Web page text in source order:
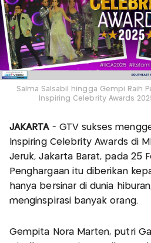
Salma Salsabil hingga Gempi Raih
Inspiring Celebrity Awards
JAKARTA- GTV sukses
Inspiring Celebrity Awards di
Jeruk, Jakarta Barat, pada 25
Penghargaan itu diberikan
hanya bersinar di dunia
menginspirasi banyak orang.
Gempita Nora Marten, putri